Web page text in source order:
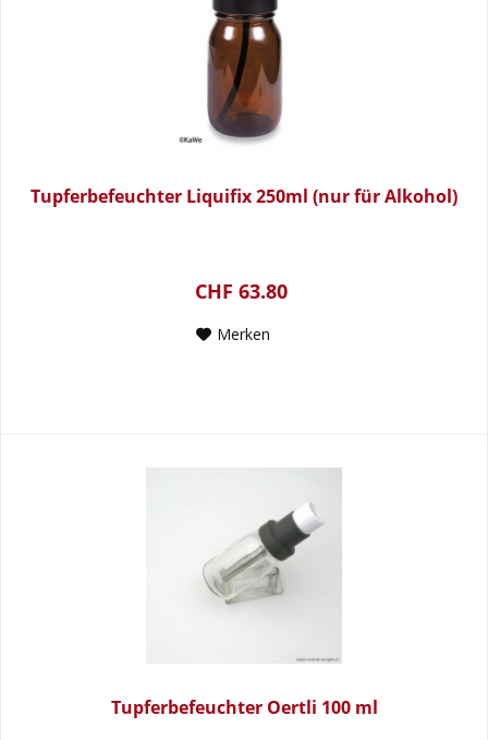
Tupferbefeuchter Liquifix 250ml (nur für Alkohol)
CHF 63.80
Merken
Tupferbefeuchter Oertli 100 ml